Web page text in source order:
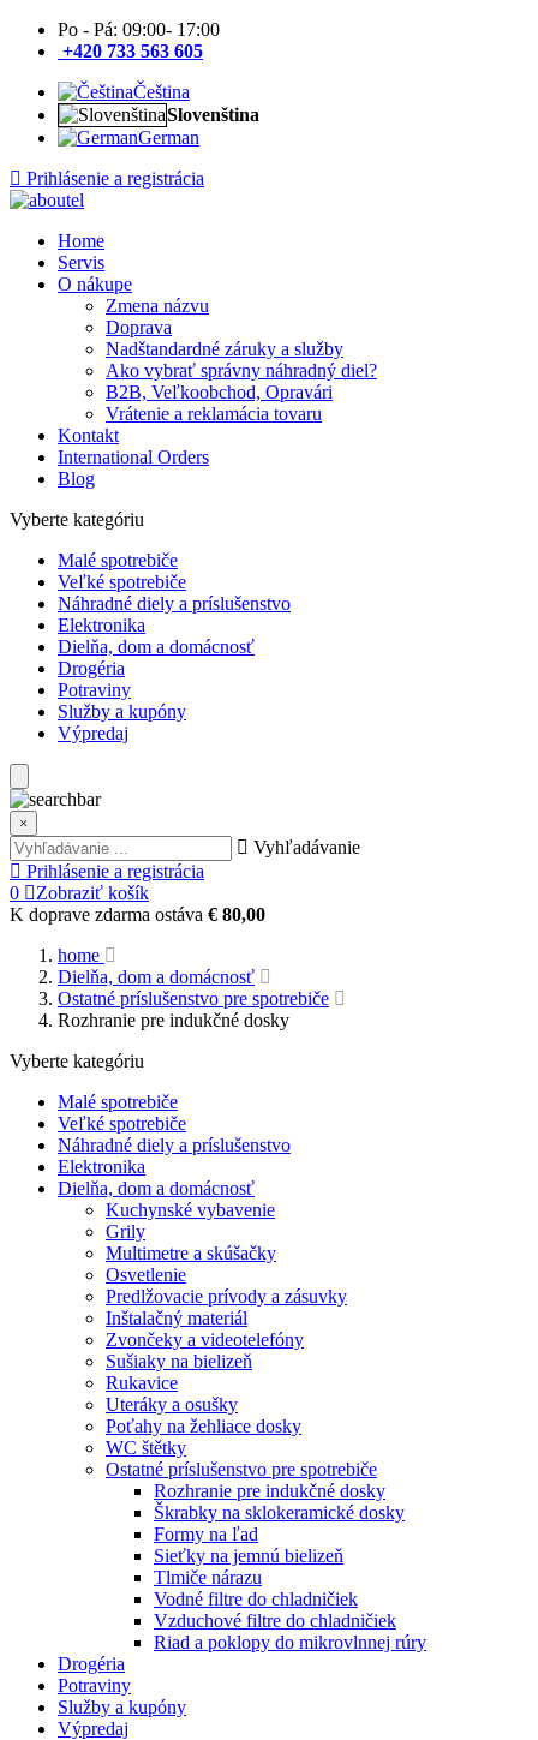
Po - Pá: 09:00- 17:00
+420 733 563 605
Čeština
Slovenština
German
Prihlásenie a registrácia
Home
Servis
O nákupe
Zmena názvu
Doprava
Nadštandardné záruky a služby
Ako vybrať správny náhradný diel?
B2B, Veľkoobchod, Opravári
Vrátenie a reklamácia tovaru
Kontakt
International Orders
Blog
Vyberte kategóriu
Malé spotrebiče
Veľké spotrebiče
Náhradné diely a príslušenstvo
Elektronika
Dielňa, dom a domácnosť
Drogéria
Potraviny
Služby a kupóny
Výpredaj
×
Vyhľadávanie
Prihlásenie a registrácia
0
Zobraziť košík
K doprave zdarma ostáva € 80,00
home
Dielňa, dom a domácnosť
Ostatné príslušenstvo pre spotrebiče
Rozhranie pre indukčné dosky
Vyberte kategóriu
Malé spotrebiče
Veľké spotrebiče
Náhradné diely a príslušenstvo
Elektronika
Dielňa, dom a domácnosť
Kuchynské vybavenie
Grily
Multimetre a skúšačky
Osvetlenie
Predlžovacie prívody a zásuvky
Inštalačný materiál
Zvončeky a videotelefóny
Sušiaky na bielizeň
Rukavice
Uteráky a osušky
Poťahy na žehliace dosky
WC štětky
Ostatné príslušenstvo pre spotrebiče
Rozhranie pre indukčné dosky
Škrabky na sklokeramické dosky
Formy na ľad
Sieťky na jemnú bielizeň
Tlmiče nárazu
Vodné filtre do chladničiek
Vzduchové filtre do chladničiek
Riad a poklopy do mikrovlnnej rúry
Drogéria
Potraviny
Služby a kupóny
Výpredaj